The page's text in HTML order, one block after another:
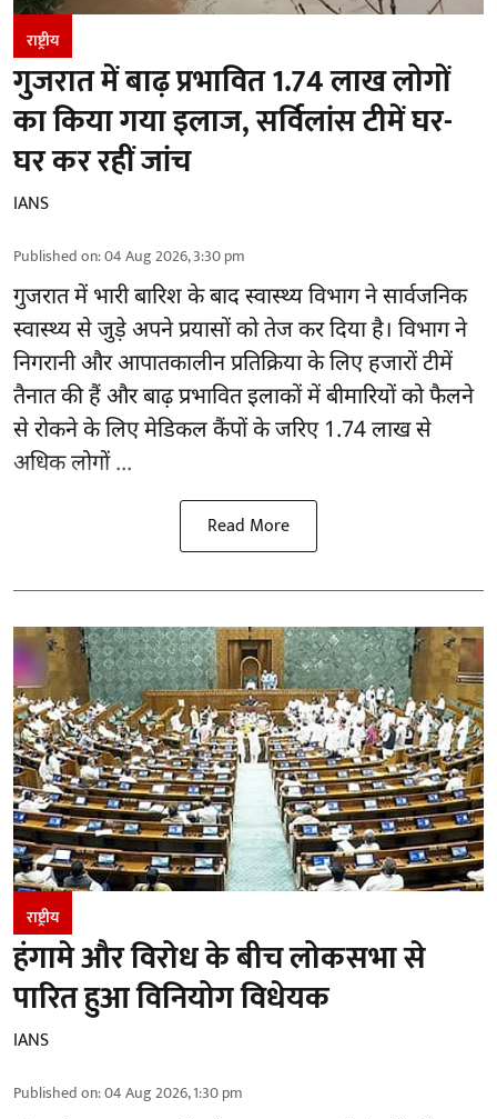
राष्ट्रीय
गुजरात में बाढ़ प्रभावित 1.74 लाख लोगों
का किया गया इलाज, सर्विलांस टीमें घर-
घर कर रहीं जांच
IANS
Published on:04 Aug 2026, 3:30 pm
गुजरातमें भारी बारिश के बाद स्वास्थ्य विभाग ने सार्वजनिक
स्वास्थ्य से जुड़े अपने प्रयासों को तेज कर दिया है। विभाग ने
निगरानी और आपातकालीन प्रतिक्रिया के लिए हजारों टीमें
तैनात की हैं और बाढ़ प्रभावित इलाकों में बीमारियों को फैलने
से रोकने के लिए मेडिकल कैंपों के जरिए 1.74 लाख से
अधिक लोगों ...
Read More
राष्ट्रीय
हंगामे और विरोध के बीच लोकसभा से
पारित हुआ विनियोग विधेयक
IANS
Published on:04 Aug 2026, 1:30 pm